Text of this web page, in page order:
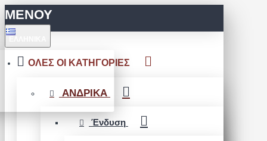
ΜΕΝΟΥ
ΟΛΕΣ ΟΙ ΚΑΤΗΓΟΡΙΕΣ
ΑΝΔΡΙΚΑ
Ένδυση